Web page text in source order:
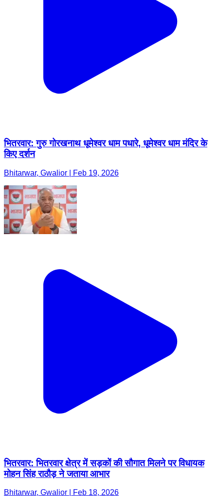
भितरवार: गुरु गोरखनाथ धूमेश्वर धाम पधारे, धूमेश्वर धाम मंदिर के
किए दर्शन
Bhitarwar, Gwalior | Feb 19, 2026
भितरवार: भितरवार क्षेत्र में सड़कों की सौगात मिलने पर विधायक
मोहन सिंह राठौड़ ने जताया आभार
Bhitarwar, Gwalior | Feb 18, 2026